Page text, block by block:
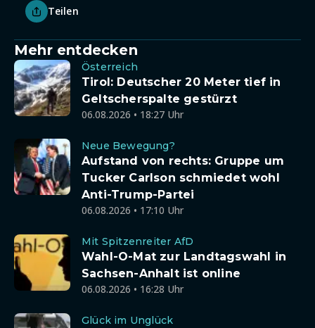
Teilen
Mehr entdecken
Österreich
Tirol: Deutscher 20 Meter tief in
Geltscherspalte gestürzt
06.08.2026 • 18:27 Uhr
Neue Bewegung?
Aufstand von rechts: Gruppe um
Tucker Carlson schmiedet wohl
Anti-Trump-Partei
06.08.2026 • 17:10 Uhr
Mit Spitzenreiter AfD
Wahl-O-Mat zur Landtagswahl in
Sachsen-Anhalt ist online
06.08.2026 • 16:28 Uhr
Glück im Unglück